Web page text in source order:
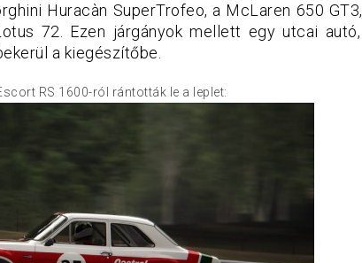
Huracàn SuperTrofeo, a McLaren 650
72. Ezen járgányok mellett egy utcai
a kiegészítőbe.
RS 1600-ról rántották le a leplet: